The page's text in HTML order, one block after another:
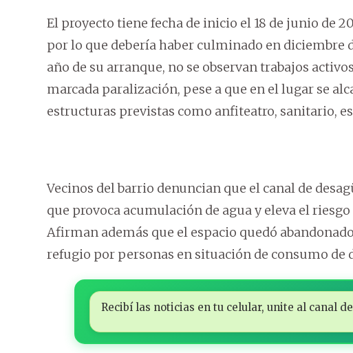
El proyecto tiene fecha de inicio el 18 de junio de
por lo que debería haber culminado en diciembre
año de su arranque, no se observan trabajos
marcada paralización, pese a que en el lugar se
estructuras previstas como anfiteatro, sanitario,
Vecinos del barrio denuncian que el canal de
que provoca acumulación de agua y eleva el
Afirman además que el espacio quedó
refugio por personas en situación de consumo de
Recibí las noticias en tu celular, unite al canal